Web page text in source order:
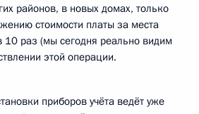
районов, в новых домах, только
стоимости платы за места
10 раз (мы сегодня реально видим
этой операции.
приборов учёта ведёт уже